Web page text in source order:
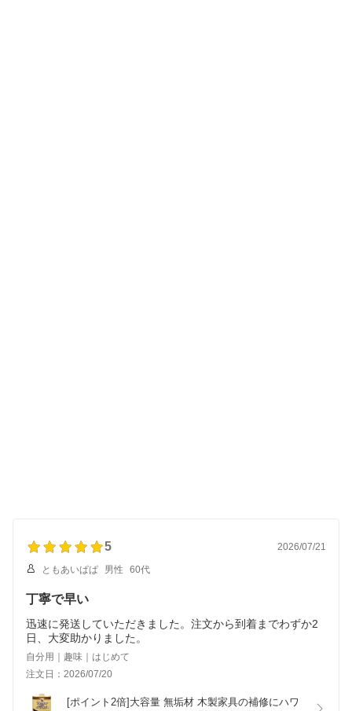
5 2026/07/21
ともあいぱぱ 男性 60代
丁寧で早い
迅速に発送していただきました。注文から到着までわずか2
日、大変助かりました。
自分用｜趣味｜はじめて
注文日：2026/07/20
[ポイント2倍]大容量 無垢材 木製家具の補修にハワ